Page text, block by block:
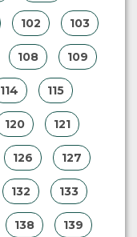
102 103
108 109
114 115
120 121
126 127
132 133
138 139